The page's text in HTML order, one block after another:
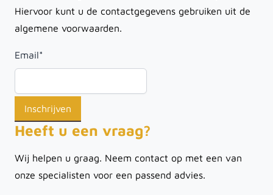
Hiervoor kunt u de contactgegevens gebruiken uit de
algemene voorwaarden.
Email*
Heeft u een vraag?
Wij helpen u graag. Neem contact op met een van
onze specialisten voor een passend advies.